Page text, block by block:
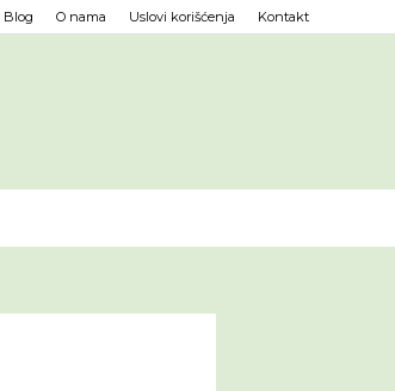
Blog O nama Uslovi korišćenja Kontakt